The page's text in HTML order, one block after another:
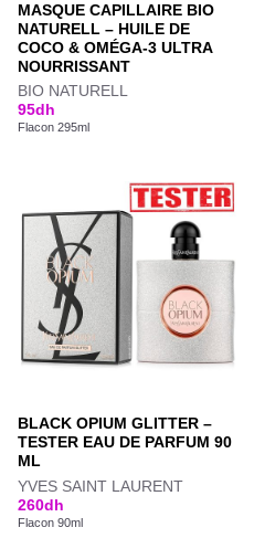
MASQUE CAPILLAIRE BIO
NATURELL – HUILE DE
COCO & OMÉGA-3 ULTRA
NOURRISSANT
BIO NATURELL
95dh
Flacon 295ml
BLACK OPIUM GLITTER –
TESTER EAU DE PARFUM 90
ML
YVES SAINT LAURENT
260dh
Flacon 90ml